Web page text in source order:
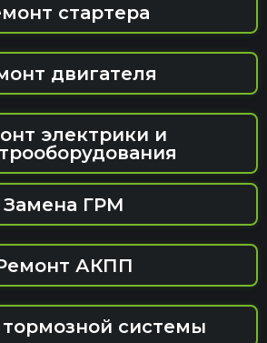
стартера
двигателя
электрики и
Замена ГРМ
АКПП
системы